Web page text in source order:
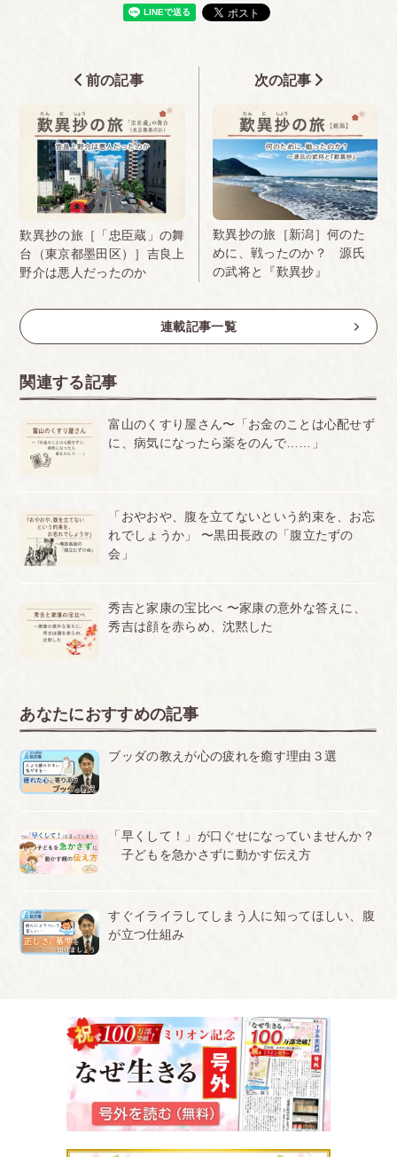
前の記事
歎異抄の旅［「忠臣蔵」の舞
台（東京都墨田区）］吉良上
野介は悪人だったのか
歎異抄の旅［新潟］何のた
めに、戦ったのか？ 源氏
の武将と『歎異抄』
次の記事
連載記事一覧
関連する記事
富山のくすり屋さん〜「お金のことは心配せず
に、病気になったら薬をのんで……」
「おやおや、腹を立てないという約束を、お忘
れでしょうか」 〜黒田長政の「腹立たずの
会」
秀吉と家康の宝比べ 〜家康の意外な答えに、
秀吉は顔を赤らめ、沈黙した
あなたにおすすめの記事
ブッダの教えが心の疲れを癒す理由３選
「早くして！」が口ぐせになっていませんか？
子どもを急かさずに動かす伝え方
すぐイライラしてしまう人に知ってほしい、腹
が立つ仕組み